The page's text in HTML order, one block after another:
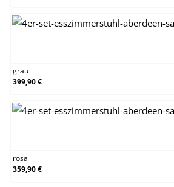
grau
399,90 €
rosa
359,90 €